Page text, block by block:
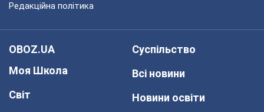
Редакційна політика
OBOZ.UA
Моя Школа
Світ
Суспільство
Всі новини
Новини освіти